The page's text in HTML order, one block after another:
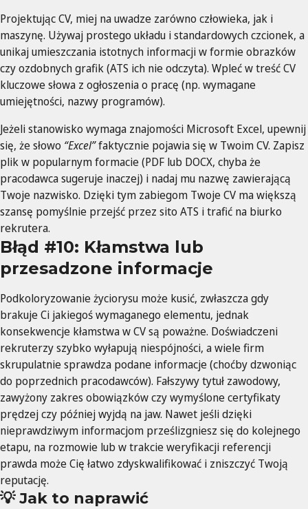
Projektując CV, miej na uwadze zarówno człowieka, jak i
maszynę. Używaj prostego układu i standardowych czcionek, a
unikaj umieszczania istotnych informacji w formie obrazków
czy ozdobnych grafik (ATS ich nie odczyta). Wpleć w treść CV
kluczowe słowa z ogłoszenia o pracę (np. wymagane
umiejętności, nazwy programów).
Jeżeli stanowisko wymaga znajomości Microsoft Excel, upewnij
się, że słowo “Excel”faktycznie pojawia się w Twoim CV. Zapisz
plik w popularnym formacie (PDF lub DOCX, chyba że
pracodawca sugeruje inaczej) i nadaj mu nazwę zawierającą
Twoje nazwisko. Dzięki tym zabiegom Twoje CV ma większą
szansę pomyślnie przejść przez sito ATS i trafić na biurko
rekrutera.
Błąd #10: Kłamstwa lub
przesadzone informacje
Podkoloryzowanie życiorysu może kusić, zwłaszcza gdy
brakuje Ci jakiegoś wymaganego elementu, jednak
konsekwencje kłamstwa w CV są poważne. Doświadczeni
rekruterzy szybko wyłapują niespójności, a wiele firm
skrupulatnie sprawdza podane informacje (choćby dzwoniąc
do poprzednich pracodawców). Fałszywy tytuł zawodowy,
zawyżony zakres obowiązków czy wymyślone certyfikaty
prędzej czy później wyjdą na jaw. Nawet jeśli dzięki
nieprawdziwym informacjom prześlizgniesz się do kolejnego
etapu, na rozmowie lub w trakcie weryfikacji referencji
prawda może Cię łatwo zdyskwalifikować i zniszczyć Twoją
reputację.
💡 Jak to naprawić